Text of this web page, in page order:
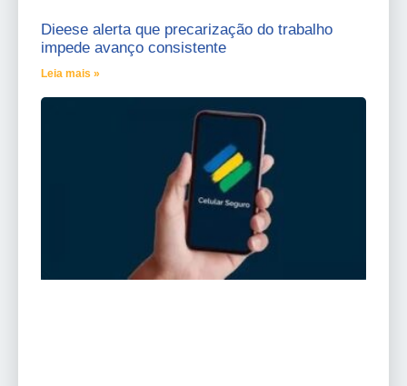
Dieese alerta que precarização do trabalho
impede avanço consistente
Leia mais »